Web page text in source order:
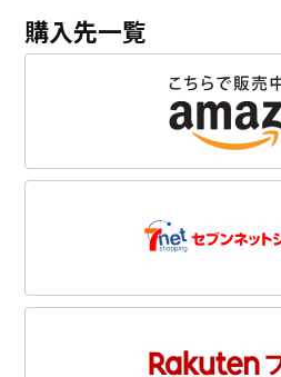
購入先一覧